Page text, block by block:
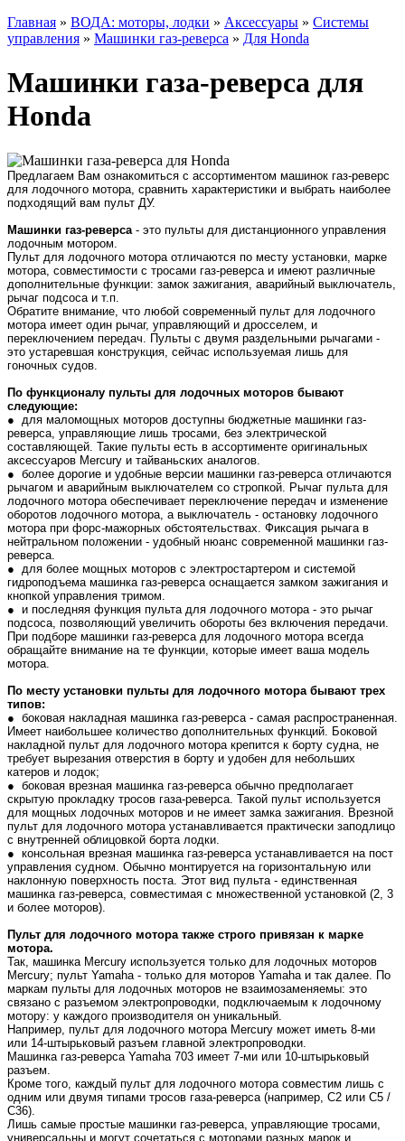
Главная » ВОДА: моторы, лодки » Аксессуары » Системы
управления » Машинки газ-реверса » Для Honda
Машинки газа-реверса для
Honda
Предлагаем Вам ознакомиться с ассортиментом машинок газ-реверс
для лодочного мотора, сравнить характеристики и выбрать наиболее
подходящий вам пульт ДУ.
Машинки газ-реверса - это пульты для дистанционного управления
лодочным мотором.
Пульт для лодочного мотора отличаются по месту установки, марке
мотора, совместимости с тросами газ-реверса и имеют различные
дополнительные функции: замок зажигания, аварийный выключатель,
рычаг подсоса и т.п.
Обратите внимание, что любой современный пульт для лодочного
мотора имеет один рычаг, управляющий и дросселем, и
переключением передач. Пульты с двумя раздельными рычагами -
это устаревшая конструкция, сейчас используемая лишь для
гоночных судов.
По функционалу пульты для лодочных моторов бывают
следующие:
● для маломощных моторов доступны бюджетные машинки газ-
реверса, управляющие лишь тросами, без электрической
составляющей. Такие пульты есть в ассортименте оригинальных
аксессуаров Mercury и тайваньских аналогов.
● более дорогие и удобные версии машинки газ-реверса отличаются
рычагом и аварийным выключателем со стропкой. Рычаг пульта для
лодочного мотора обеспечивает переключение передач и изменение
оборотов лодочного мотора, а выключатель - остановку лодочного
мотора при форс-мажорных обстоятельствах. Фиксация рычага в
нейтральном положении - удобный нюанс современной машинки газ-
реверса.
● для более мощных моторов с электростартером и системой
гидроподъема машинка газ-реверса оснащается замком зажигания и
кнопкой управления тримом.
● и последняя функция пульта для лодочного мотора - это рычаг
подсоса, позволяющий увеличить обороты без включения передачи.
При подборе машинки газ-реверса для лодочного мотора всегда
обращайте внимание на те функции, которые имеет ваша модель
мотора.
По месту установки пульты для лодочного мотора бывают трех
типов:
● боковая накладная машинка газ-реверса - самая распространенная.
Имеет наибольшее количество дополнительных функций. Боковой
накладной пульт для лодочного мотора крепится к борту судна, не
требует вырезания отверстия в борту и удобен для небольших
катеров и лодок;
● боковая врезная машинка газ-реверса обычно предполагает
скрытую прокладку тросов газа-реверса. Такой пульт используется
для мощных лодочных моторов и не имеет замка зажигания. Врезной
пульт для лодочного мотора устанавливается практически заподлицо
с внутренней облицовкой борта лодки.
● консольная врезная машинка газ-реверса устанавливается на пост
управления судном. Обычно монтируется на горизонтальную или
наклонную поверхность поста. Этот вид пульта - единственная
машинка газ-реверса, совместимая с множественной установкой (2, 3
и более моторов).
Пульт для лодочного мотора также строго привязан к марке
мотора.
Так, машинка Mercury используется только для лодочных моторов
Mercury; пульт Yamaha - только для моторов Yamaha и так далее. По
маркам пульты для лодочных моторов не взаимозаменяемы: это
связано с разъемом электропроводки, подключаемым к лодочному
мотору: у каждого производителя он уникальный.
Например, пульт для лодочного мотора Mercury может иметь 8-ми
или 14-штырьковый разъем главной электропроводки.
Машинка газ-реверса Yamaha 703 имеет 7-ми или 10-штырьковый
разъем.
Кроме того, каждый пульт для лодочного мотора совместим лишь с
одним или двумя типами тросов газа-реверса (например, С2 или C5 /
C36).
Лишь самые простые машинки газ-реверса, управляющие тросами,
универсальны и могут сочетаться с моторами разных марок и